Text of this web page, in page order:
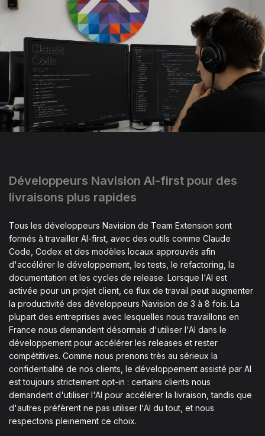
Développeurs Navision AI-first pour des
livraisons plus rapides
Tous les développeurs Navision de Team Extension sont
formés à travailler AI-first, avec des outils comme Claude
Code, Codex et des modèles locaux approuvés afin
d'accélérer le développement, les tests, le refactoring, la
documentation et les cycles de release. Lorsque l'AI est
activée pour un projet client, ce flux de travail peut augmenter
la productivité des développeurs Navision de 3 à 8 fois. La
plupart des entreprises avec lesquelles nous travaillons en
France nous demandent désormais d'utiliser l'AI dans le
développement pour accélérer les releases et rester
compétitives. Comme nous prenons très au sérieux la
confidentialité de nos clients, le développement assisté par AI
est toujours strictement opt-in : certains clients nous
demandent d'utiliser l'AI pour accélérer la livraison, tandis que
d'autres préfèrent ne pas utiliser l'AI du tout, et nous
respectons pleinement ce choix.